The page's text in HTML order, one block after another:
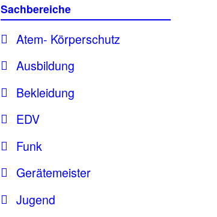
Sachbereiche
Atem- Körperschutz
Ausbildung
Bekleidung
EDV
Funk
Gerätemeister
Jugend